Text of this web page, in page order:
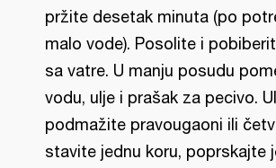
pržite desetak minuta (po
malo vode). Posolite i
sa vatre. U manju posudu
vodu, ulje i prašak za pecivo.
podmažite pravougaoni ili
stavite jednu koru, poprskajte